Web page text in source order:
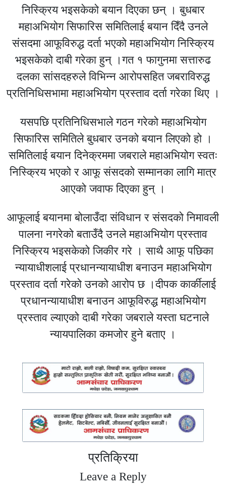
निस्क्रिय भइसकेको बयान दिएका छन् । बुधबार
महाअभियोग सिफारिस समितिलाई बयान दिँदै उनले
संसदमा आफूविरुद्ध दर्ता भएको महाअभियोग निस्क्रिय
भइसकेको दाबी गरेका हुन् ।गत १ फागुनमा सत्तारुढ
दलका सांसदहरुले विभिन्न आरोपसहित जबराविरुद्ध
प्रतिनिधिसभामा महाअभियोग प्रस्ताव दर्ता गरेका थिए ।
यसपछि प्रतिनिधिसभाले गठन गरेको महाअभियोग
सिफारिस समितिले बुधबार उनको बयान लिएको हो ।
समितिलाई बयान दिनेक्रममा जबराले महाअभियोग स्वतः
निस्क्रिय भएको र आफू संसदको सम्मानका लागि मात्र
आएको जवाफ दिएका हुन् ।
आफूलाई बयानमा बोलाउँदा संविधान र संसदको निमावली
पालना नगरेको बताउँदै उनले महाअभियोग प्रस्ताव
निस्क्रिय भइसकेको जिकीर गरे । साथै आफू पछिका
न्यायाधीशलाई प्रधानन्यायाधीश बनाउन महाअभियोग
प्रस्ताव दर्ता गरेको उनको आरोप छ ।दीपक कार्कीलाई
प्रधानन्यायाधीश बनाउन आफूविरुद्ध महाअभियोग
प्रस्ताव ल्याएको दाबी गरेका जबराले यस्ता घटनाले
न्यायपालिका कमजोर हुने बताए ।
प्रतिक्रिया
Leave a Reply